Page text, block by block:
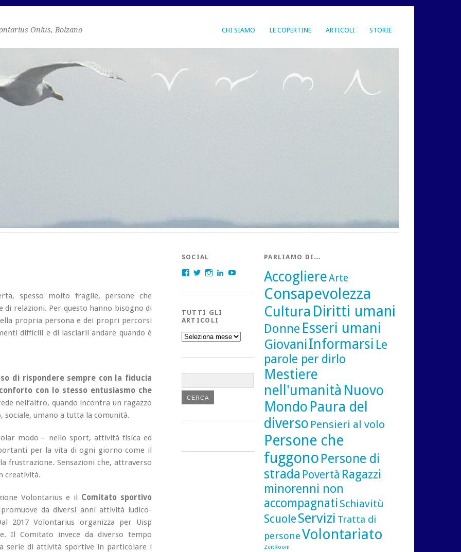
CHI SIAMO LE COPERTINE ARTICOLI STORIE
Onlus, Bolzano
spesso molto fragile, persone che
di relazioni. Per questo hanno bisogno di
propria persona e dei propri percorsi
difficili e di lasciarli andare quando è
di rispondere sempre con la fiducia
con lo stesso entusiasmo che
nell’altro, quando incontra un ragazzo
sociale, umano a tutta la comunità.
modo – nello sport, attività fisica ed
per la vita di ogni giorno come il
frustrazione. Sensazioni che, attraverso
creatività.
Volontarius e il Comitato sportivo
da diversi anni attività ludico-
2017 Volontarius organizza per Uisp
Il Comitato invece da diverso tempo
serie di attività sportive in particolare i
SOCIAL
Facebook
Twitter
Instagram
LinkedIn
YouTube
TUTTI GLI
ARTICOLI
Tutti
gli
PARLIAMO DI…
AccogliereArte
Consapevolezza
Cultura Diritti umani
Donne Esseri umani
GiovaniInformarsi Le
parole per dirlo
Mestiere
nell'umanità Nuovo
Mondo Paura del
diverso Pensieri al volo
Persone che
fuggono Persone di
strada Povertà Ragazzi
minorenni non
accompagnati Schiavitù
ScuoleServizi Tratta di
personeVolontariato
ZeitRoom